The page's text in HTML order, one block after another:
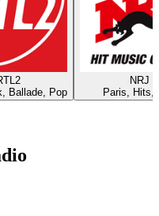
Ballade, Pop
NRJ
Paris, Hits,